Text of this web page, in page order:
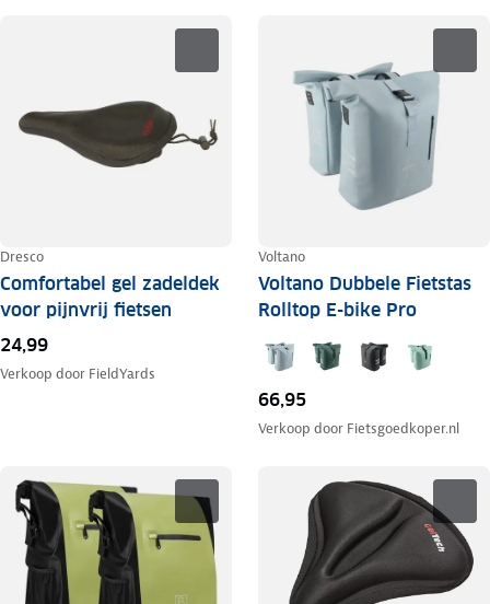
Dresco
Comfortabel gel zadeldek
voor pijnvrij fietsen
24,99
Verkoop door FieldYards
Voltano
Voltano Dubbele Fietstas
Rolltop E-bike Pro
66,95
Verkoop door Fietsgoedkoper.nl